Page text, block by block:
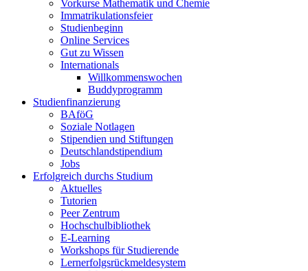
Vorkurse Mathematik und Chemie
Immatrikulationsfeier
Studienbeginn
Online Services
Gut zu Wissen
Internationals
Willkommenswochen
Buddyprogramm
Studienfinanzierung
BAföG
Soziale Notlagen
Stipendien und Stiftungen
Deutschlandstipendium
Jobs
Erfolgreich durchs Studium
Aktuelles
Tutorien
Peer Zentrum
Hochschulbibliothek
E-Learning
Workshops für Studierende
Lernerfolgsrückmeldesystem